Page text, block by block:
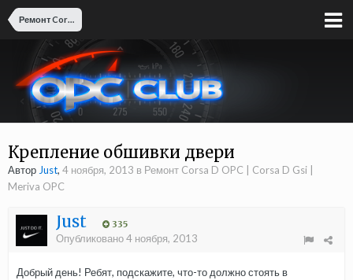
Ремонт Corsa D OPC | Corsa D Gsi | Meriva OPC
Крепление обшивки двери
Автор Just, 4 ноября, 2013 в Ремонт Corsa D OPC | Corsa D Gsi |
Meriva OPC
Just 335
Опубликовано4 ноября, 2013
Добрый день! Ребят, подскажите, что-то должно стоять в